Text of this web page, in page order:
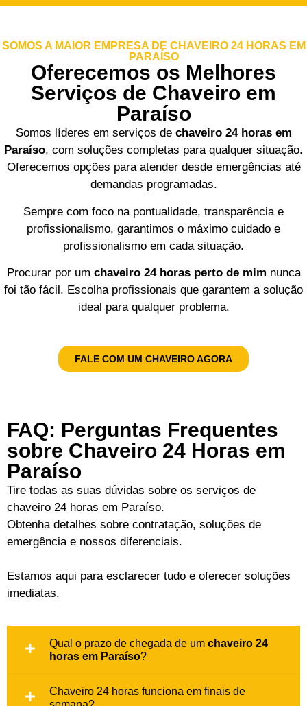
SOMOS A MAIOR EMPRESA DE CHAVEIRO 24 HORAS EM
PARAÍSO
Oferecemos os Melhores
Serviços de Chaveiro em
Paraíso
Somos líderes em serviços de chaveiro 24 horas em
Paraíso, com soluções completas para qualquer situação.
Oferecemos opções para atender desde emergências até
demandas programadas.
Sempre com foco na pontualidade, transparência e
profissionalismo, garantimos o máximo cuidado e
profissionalismo em cada situação.
Procurar por um chaveiro 24 horas perto de mim nunca
foi tão fácil. Escolha profissionais que garantem a solução
ideal para qualquer problema.
FALE COM UM CHAVEIRO AGORA
FAQ: Perguntas Frequentes
sobre Chaveiro 24 Horas em
Paraíso
Tire todas as suas dúvidas sobre os serviços de
chaveiro 24 horas em Paraíso.
Obtenha detalhes sobre contratação, soluções de
emergência e nossos diferenciais.
Estamos aqui para esclarecer tudo e oferecer soluções
imediatas.
Qual o prazo de chegada de um chaveiro 24
horas em Paraíso?
Chaveiro 24 horas funciona em finais de